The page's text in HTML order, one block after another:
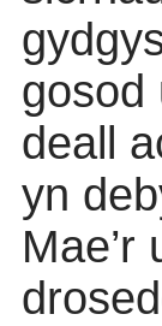
gosod
deall
yn